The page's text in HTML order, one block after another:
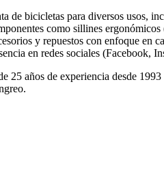
de bicicletas para diversos usos,
como sillines
y repuestos con enfoque en
en redes sociales (Facebook,
25 años de experiencia desde 1993